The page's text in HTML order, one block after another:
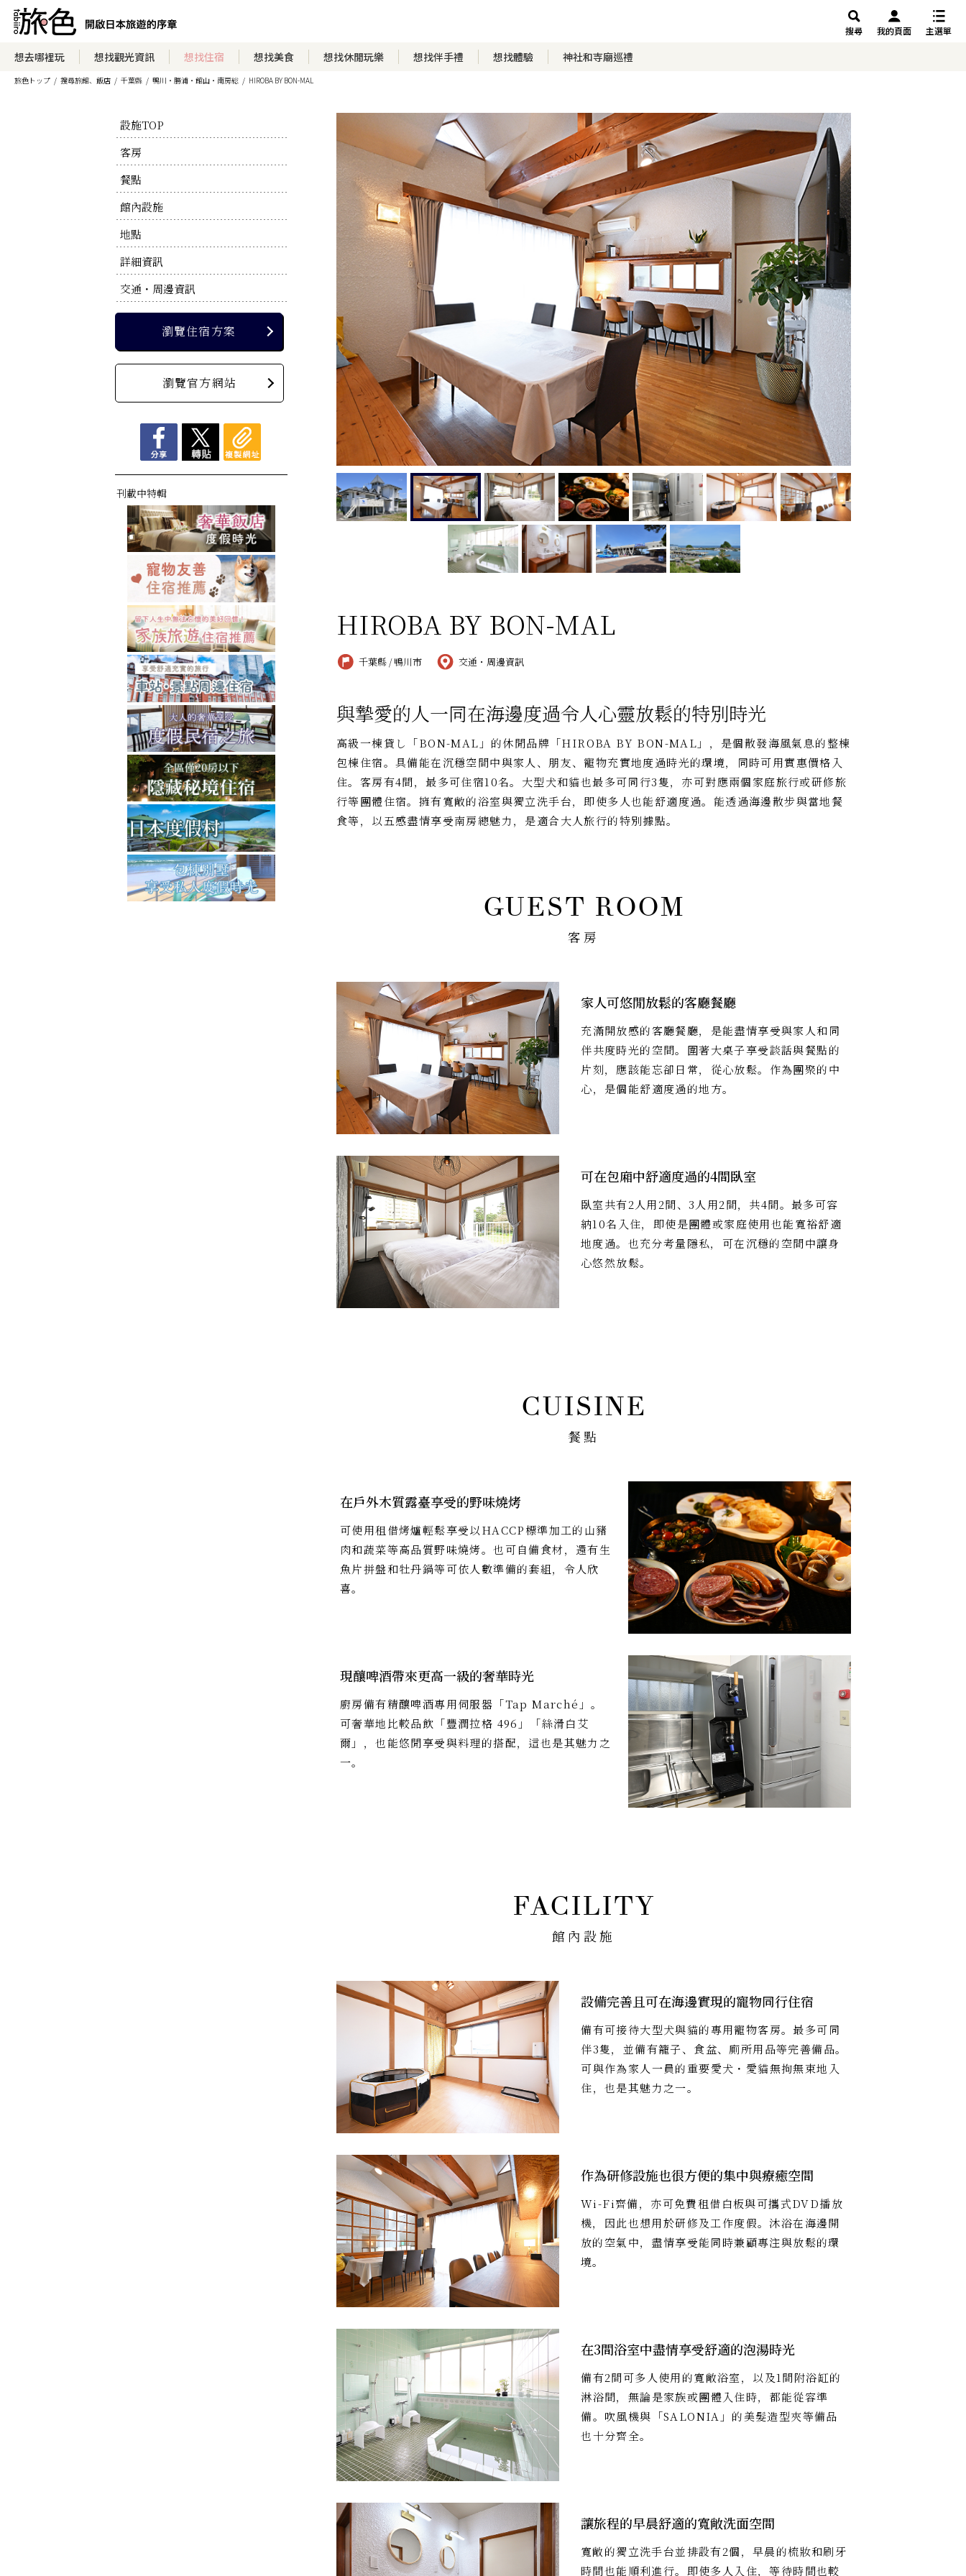
搜尋 我的頁面 主選單
想去哪裡玩 想找觀光資訊 想找住宿 想找美食 想找休閒玩樂 想找伴手禮 想找體驗 神社和寺廟巡禮
旅色トップ 搜尋旅館、飯店 千葉縣 鴨川・勝浦・館山・南房総 HIROBA BY BON-MAL
設施TOP
客房
餐點
館內設施
地點
詳細資訊
交通・周邊資訊
瀏覽住宿方案
瀏覽官方網站
刊載中特輯
瀏覽住宿方案
瀏覽官方網站
HIROBA BY BON-MAL
千葉縣 / 鴨川市 交通・周邊資訊
與摯愛的人一同在海邊度過令人心靈放鬆的特別時光
高級一棟貸し「BON-MAL」的休閒品牌「HIROBA BY BON-MAL」，是個散發海風氣息的整棟
包棟住宿。具備能在沉穩空間中與家人、朋友、寵物充實地度過時光的環境，同時可用實惠價格入
住。客房有4間，最多可住宿10名。大型犬和貓也最多可同行3隻，亦可對應兩個家庭旅行或研修旅
行等團體住宿。擁有寬敞的浴室與獨立洗手台，即使多人也能舒適度過。能透過海邊散步與當地餐
食等，以五感盡情享受南房總魅力，是適合大人旅行的特別據點。
客房
家人可悠閒放鬆的客廳餐廳
充滿開放感的客廳餐廳，是能盡情享受與家人和同
伴共度時光的空間。圍著大桌子享受談話與餐點的
片刻，應該能忘卻日常，從心放鬆。作為團聚的中
心，是個能舒適度過的地方。
可在包廂中舒適度過的4間臥室
臥室共有2人用2間、3人用2間，共4間。最多可容
納10名入住，即使是團體或家庭使用也能寬裕舒適
地度過。也充分考量隱私，可在沉穩的空間中讓身
心悠然放鬆。
餐點
在戶外木質露臺享受的野味燒烤
可使用租借烤爐輕鬆享受以HACCP標準加工的山豬
肉和蔬菜等高品質野味燒烤。也可自備食材，還有生
魚片拼盤和牡丹鍋等可依人數準備的套組，令人欣
喜。
現釀啤酒帶來更高一級的奢華時光
廚房備有精釀啤酒專用伺服器「Tap Marché」。
可奢華地比較品飲「豐潤拉格 496」「絲滑白艾
爾」，也能悠閒享受與料理的搭配，這也是其魅力之
一。
館內設施
設備完善且可在海邊實現的寵物同行住宿
備有可接待大型犬與貓的專用寵物客房。最多可同
伴3隻，並備有籠子、食盆、廁所用品等完善備品。
可與作為家人一員的重要愛犬・愛貓無拘無束地入
住，也是其魅力之一。
作為研修設施也很方便的集中與療癒空間
Wi-Fi齊備，亦可免費租借白板與可攜式DVD播放
機，因此也想用於研修及工作度假。沐浴在海邊開
放的空氣中，盡情享受能同時兼顧專注與放鬆的環
境。
在3間浴室中盡情享受舒適的泡湯時光
備有2間可多人使用的寬敞浴室，以及1間附浴缸的
淋浴間，無論是家族或團體入住時，都能從容準
備。吹風機與「SALONIA」的美髮造型夾等備品
也十分齊全。
讓旅程的早晨舒適的寬敞洗面空間
寬敞的獨立洗手台並排設有2個，早晨的梳妝和刷牙
時間也能順利進行。即使多人入住，等待時間也較